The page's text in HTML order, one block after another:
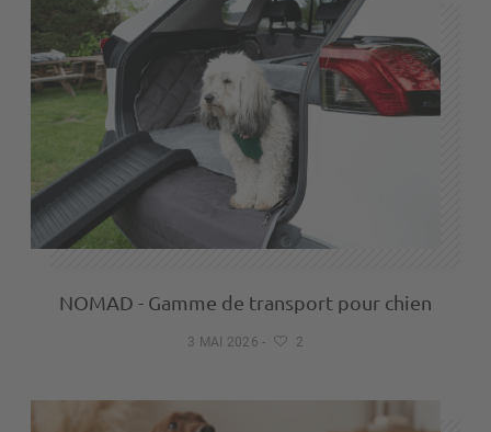
NOMAD - Gamme de transport pour chien
3 MAI 2026 - 2